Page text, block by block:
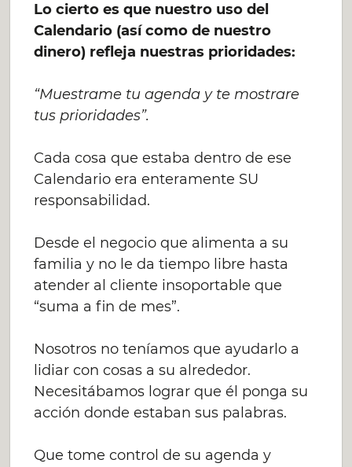
Lo cierto es que nuestro uso del
Calendario (así como de nuestro
dinero) refleja nuestras prioridades:
“Muestrame tu agenda y te mostrare
tus prioridades”.
Cada cosa que estaba dentro de ese
Calendario era enteramente SU
responsabilidad.
Desde el negocio que alimenta a su
familia y no le da tiempo libre hasta
atender al cliente insoportable que
“suma a fin de mes”.
Nosotros no teníamos que ayudarlo a
lidiar con cosas a su alrededor.
Necesitábamos lograr que él ponga su
acción donde estaban sus palabras.
Que tome control de su agenda y